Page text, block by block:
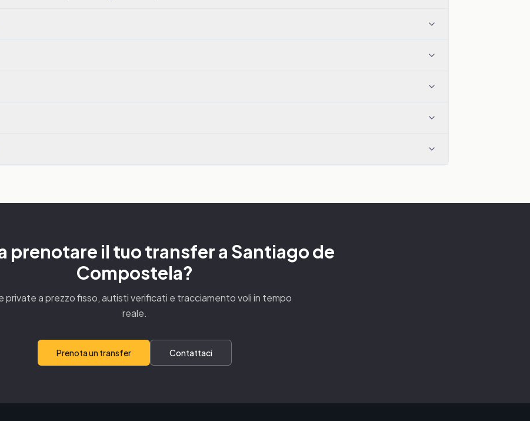
prenotare il tuo transfer a Santiago de
Compostela?
private a prezzo fisso, autisti verificati e tracciamento voli in tempo
reale.
Prenota un transfer Contattaci